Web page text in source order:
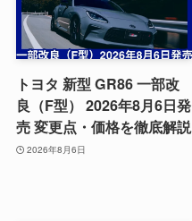
トヨタ 新型 GR86 一部改
良（F型） 2026年8月6日発
売 変更点・価格を徹底解説
2026年8月6日